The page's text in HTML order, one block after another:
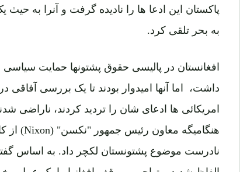
پاکستان این ادعا ها را نادیده گرفت و آنرا به حیث
به بحر تلقی کرد.
افغانستان در پالیسی حقوق پشتونها حمایت سیاسی
داشت، اما آنها امیدوار بودند تا یک بررسی آفاقی
هنگامیگه معاون رئیس جمهور "نکسن"
) از
نادرست موضوع پشتونستان لکچر داد. به اساس
الفاظ شدید و تهاجمی موقف افغانها را یک عمل